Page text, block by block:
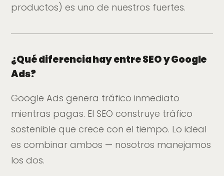
productos) es uno de nuestros fuertes.
¿Qué diferencia hay entre SEO y Google
Ads?
Google Ads genera tráfico inmediato
mientras pagas. El SEO construye tráfico
sostenible que crece con el tiempo. Lo ideal
es combinar ambos — nosotros manejamos
los dos.